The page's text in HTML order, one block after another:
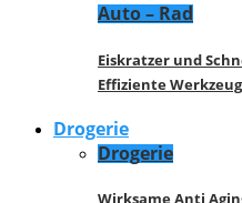
Auto – Rad
Eiskratzer und
Effiziente
Drogerie
Drogerie